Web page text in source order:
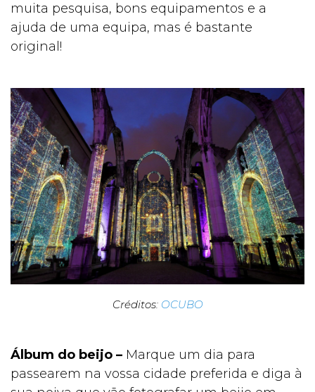
muita pesquisa, bons equipamentos e a
ajuda de uma equipa, mas é bastante
original!
Créditos: OCUBO
Álbum do beijo – Marque um dia para
passearem na vossa cidade preferida e diga à